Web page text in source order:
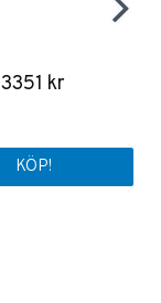
3351 kr
KÖP!